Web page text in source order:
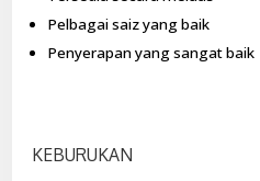
Pelbagai saiz yang baik
Penyerapan yang sangat baik
KEBURUKAN